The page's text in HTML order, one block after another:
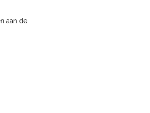
aan de